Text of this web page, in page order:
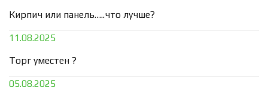
Кирпич или панель…..что лучше?
11.08.2025
Торг уместен ?
05.08.2025